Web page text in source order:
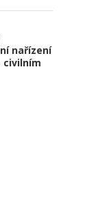
nařízení
civilním